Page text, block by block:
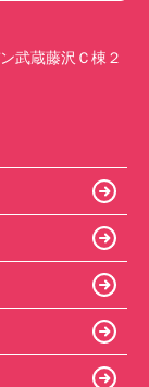
武蔵藤沢Ｃ棟２